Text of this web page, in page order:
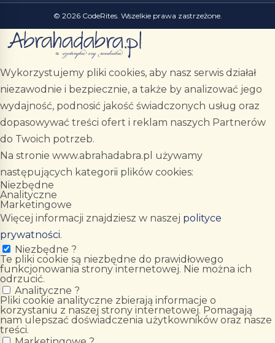
© 2026 CodeRites. Wszelkie prawa zastrzeżone.
Wykorzystujemy pliki cookies, aby nasz serwis działał
niezawodnie i bezpiecznie, a także by analizować jego
wydajność, podnosić jakość świadczonych usług oraz
dopasowywać treści ofert i reklam naszych Partnerów
do Twoich potrzeb.
Na stronie www.abrahadabra.pl używamy
następujących kategorii plików cookies:
Niezbędne
Analityczne
Marketingowe
Więcej informacji znajdziesz w naszej polityce
prywatności.
Niezbędne ?
Te pliki cookie są niezbędne do prawidłowego
funkcjonowania strony internetowej. Nie można ich
odrzucić.
Analityczne ?
Pliki cookie analityczne zbierają informacje o
korzystaniu z naszej strony internetowej. Pomagają
nam ulepszać doświadczenia użytkowników oraz nasze
treści.